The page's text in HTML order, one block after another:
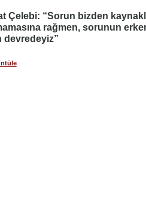
Çelebi: “Sorun bizden
rağmen, sorunun
devredeyiz”